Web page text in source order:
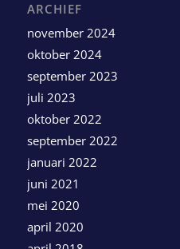
ARCHIEF
november 2024
oktober 2024
september 2023
juli 2023
oktober 2022
september 2022
januari 2022
juni 2021
mei 2020
april 2020